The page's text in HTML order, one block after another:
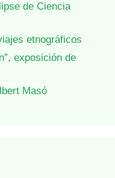
de Ciencia
etnográficos
exposición de
Masó